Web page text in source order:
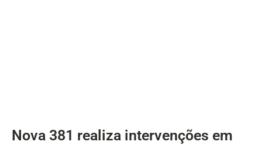
Nova 381 realiza intervenções em